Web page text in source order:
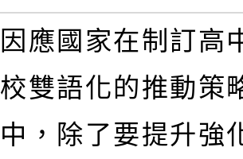
因應國家在制訂高
校雙語化的推動策
中，除了要提升強